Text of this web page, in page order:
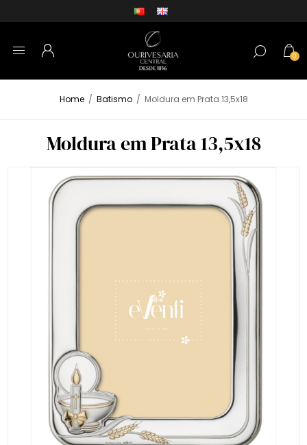
0
Home / Batismo / Moldura em Prata 13,5x18
Moldura em Prata 13,5x18